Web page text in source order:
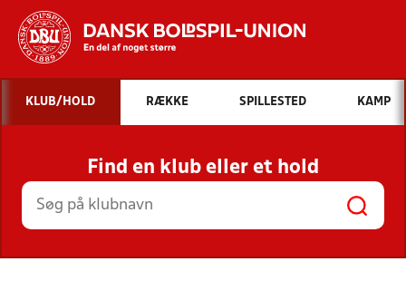
Hvad vil du søge efter?
INDHOLD OG NYHEDER
STILLINGER, RESULTATER, KLUBBER OG
HOLD
KLUB/HOLD RÆKKE SPILLESTED KAMP
Find en klub eller et hold